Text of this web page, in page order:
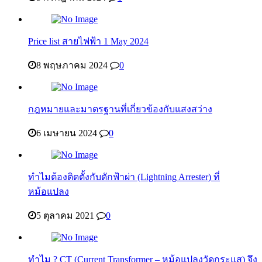
Price list สายไฟฟ้า 1 May 2024
8 พฤษภาคม 2024 0
กฎหมายและมาตรฐานที่เกี่ยวข้องกับแสงสว่าง
6 เมษายน 2024 0
ทำไมต้องติดตั้งกับดักฟ้าผ่า (Lightning Arrester) ที่
หม้อแปลง
5 ตุลาคม 2021 0
ทำไม ? CT (Current Transformer – หม้อแปลงวัดกระแส) จึง